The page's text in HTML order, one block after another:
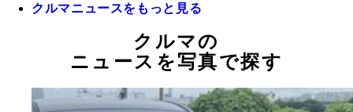
クルマニュースをもっと見る
クルマの
ニュースを写真で探す